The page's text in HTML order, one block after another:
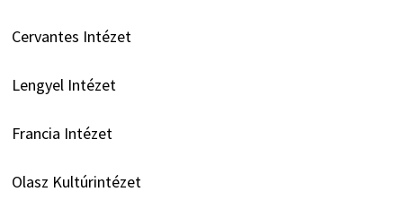
Cervantes Intézet
Lengyel Intézet
Francia Intézet
Olasz Kultúrintézet